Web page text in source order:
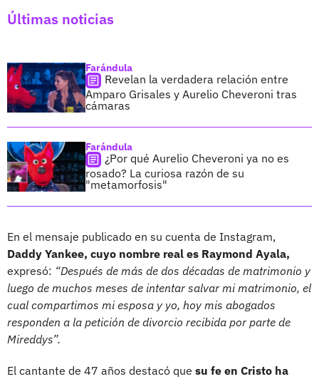
Últimas noticias
Farándula
Revelan la verdadera relación entre
Amparo Grisales y Aurelio Cheveroni tras
cámaras
Farándula
¿Por qué Aurelio Cheveroni ya no es
rosado? La curiosa razón de su
"metamorfosis"
En el mensaje publicado en su cuenta de Instagram,
Daddy Yankee, cuyo nombre real es Raymond Ayala,
expresó: “Después de más de dos décadas de matrimonio y
luego de muchos meses de intentar salvar mi matrimonio, el
cual compartimos mi esposa y yo, hoy mis abogados
responden a la petición de divorcio recibida por parte de
Mireddys”.
El cantante de 47 años destacó que su fe en Cristo ha